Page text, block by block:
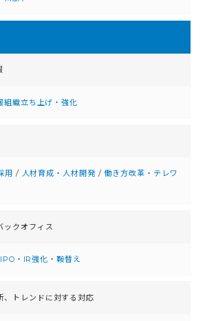
組織立ち上げ・強化
用 / 人材育成・人材開発/働き方改革・テレワ
ックオフィス
IPO・IR強化・鞍替え
トレンドに対する対応